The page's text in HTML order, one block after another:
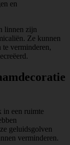
en
linnen zijn
Ze kunnen
te verminderen,
in een ruimte
geluidsgolven
verminderen.